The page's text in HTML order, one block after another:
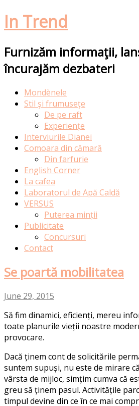
In Trend
Furnizăm informaţii,
încurajăm dezbateri
Skip Mondènele
Stil şi frumuseţe
De pe raft
Experiențe
Interviurile Dianei
Comoara din cămară
Din farfurie
English Corner
La cafea
Laboratorul de Apă Caldă
VERSUS
Puterea minții
Publicitate
Concursuri
Contact
Se poartă mobilitatea
June 29, 2015
Să fim dinamici, eficienți, mereu
toate planurile vieții noastre
provocare.
Dacă ținem cont de solicitările
suntem supuși, nu este de mirare
vârsta de mijloc, simțim cumva că
greu să ținem pasul. Activitățile
timpul devine din ce în ce mai